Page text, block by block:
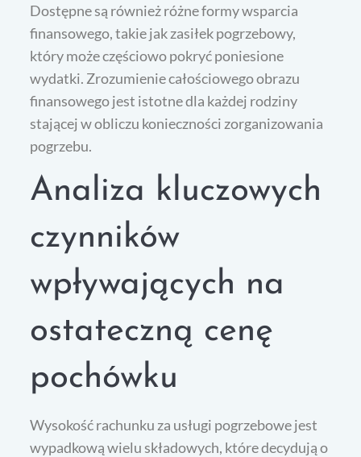
Dostępne są również różne formy wsparcia
finansowego, takie jak zasiłek pogrzebowy,
który może częściowo pokryć poniesione
wydatki. Zrozumienie całościowego obrazu
finansowego jest istotne dla każdej rodziny
stającej w obliczu konieczności zorganizowania
pogrzebu.
Analiza kluczowych
czynników
wpływających na
ostateczną cenę
pochówku
Wysokość rachunku za usługi pogrzebowe jest
wypadkową wielu składowych, które decydują o